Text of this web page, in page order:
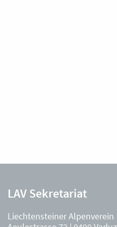
LAV Sekretariat
Liechtensteiner Alpenverein